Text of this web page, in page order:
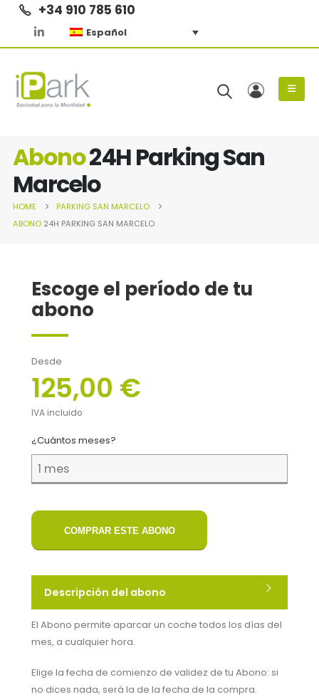
+34 910 785 610
Español
Abono24H Parking San
Marcelo
HOME PARKING SAN MARCELO
ABONO24H PARKING SAN MARCELO
Escoge el período de tu
abono
Desde
125,00 €
IVA incluido
¿Cuántos meses?
COMPRAR ESTE ABONO
Descripción del abono
El Abono permite aparcar un coche todos los días del
mes, a cualquier hora.
Elige la fecha de comienzo de validez de tu Abono: si
no dices nada, será la de la fecha de la compra.